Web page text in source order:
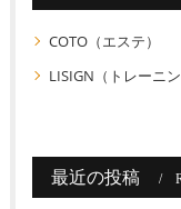
COTO（エステ）
LISIGN（トレーニン
最近の投稿